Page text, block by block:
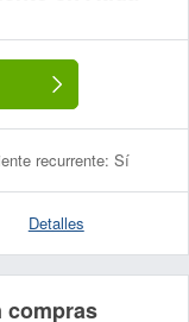
recurrente: Sí
Detalles
compras